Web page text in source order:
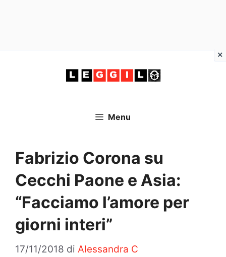
Menu
Fabrizio Corona su
Cecchi Paone e Asia:
“Facciamo l’amore per
giorni interi”
17/11/2018 di Alessandra C